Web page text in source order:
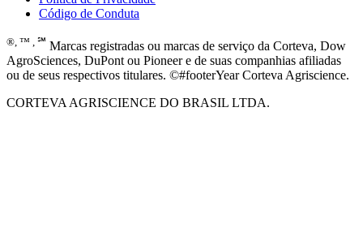
Código de Conduta
®, ™ , ℠ Marcas registradas ou marcas de serviço da Corteva, Dow
AgroSciences, DuPont ou Pioneer e de suas companhias afiliadas
ou de seus respectivos titulares. ©#footerYear Corteva Agriscience.
CORTEVA AGRISCIENCE DO BRASIL LTDA.